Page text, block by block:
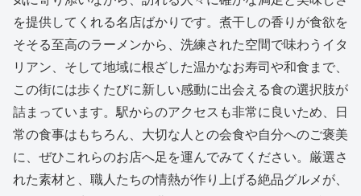
を提供してくれる名店ばかりです。煮干しの香りが食欲を
そそる至高のラーメンから、洗練された空間で味わうイタ
リアン、そして地域に根ざした温かなお寿司や和食まで、
この街には歩くたびに新しい感動に出会える食の選択肢が
詰まっています。駅からのアクセスも非常に良いため、日
常の食事はもちろん、大切な人との会食や自分へのご褒美
に、ぜひこれらのお店へ足を運んでみてください。厳選さ
れた素材と、職人たちの情熱が作り上げる絶品グルメが、